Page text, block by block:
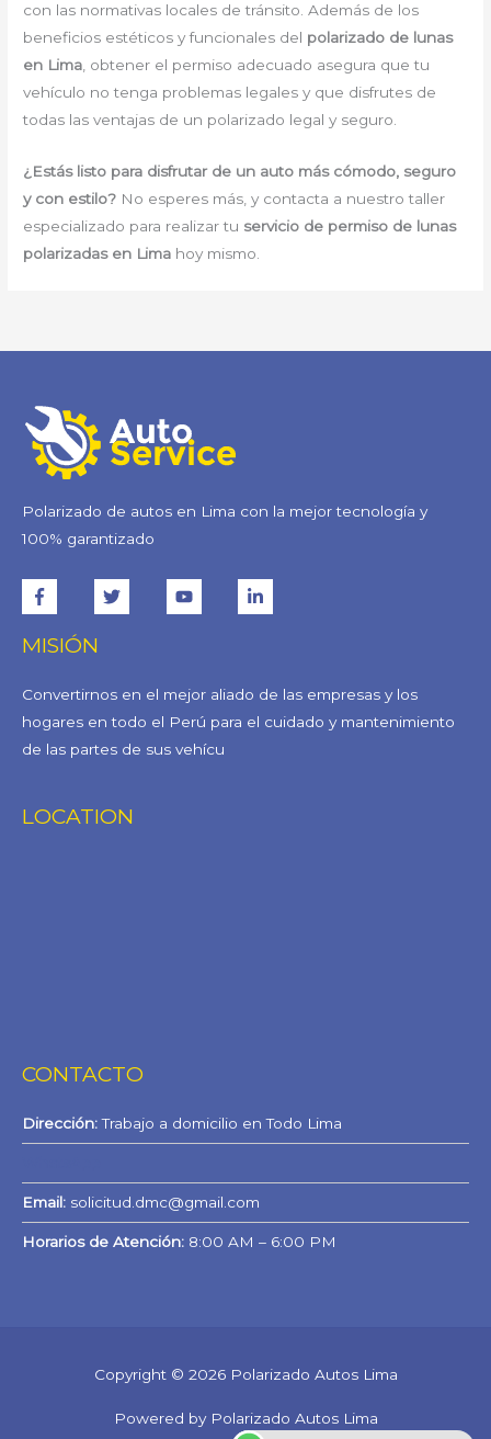
con las normativas locales de tránsito. Además de los
beneficios estéticos y funcionales del polarizado de lunas
en Lima , obtener el permiso adecuado asegura que tu
vehículo no tenga problemas legales y que disfrutes de
todas las ventajas de un polarizado legal y seguro.
¿Estás listo para disfrutar de un auto más cómodo, seguro
y con estilo? No esperes más, y contacta a nuestro taller
especializado para realizar tu servicio de permiso de lunas
polarizadas en Lima hoy mismo.
Polarizado de autos en Lima con la mejor tecnología y
100% garantizado
MISIÓN
Convertirnos en el mejor aliado de las empresas y los
hogares en todo el Perú para el cuidado y mantenimiento
de las partes de sus vehícu
LOCATION
CONTACTO
Dirección:Trabajo a domicilio en Todo Lima
Email: solicitud.dmc@gmail.com
Horarios de Atención: 8:00 AM – 6:00 PM
Copyright © 2026 Polarizado Autos Lima
Powered by Polarizado Autos Lima